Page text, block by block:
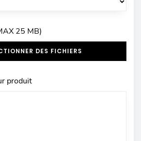
25 MB)
DES FICHIERS
produit